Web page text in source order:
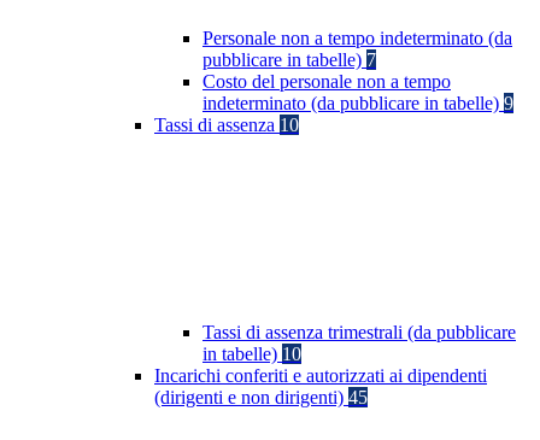
Personale non a tempo indeterminato (da
pubblicare in tabelle) 7
Costo del personale non a tempo
indeterminato (da pubblicare in tabelle) 9
Tassi di assenza 10
Tassi di assenza trimestrali (da pubblicare
in tabelle) 10
Incarichi conferiti e autorizzati ai dipendenti
(dirigenti e non dirigenti) 45